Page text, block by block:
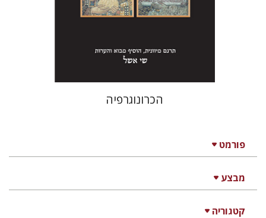
פורמט
מבצע
קטגוריה
הכרונוגרפיה